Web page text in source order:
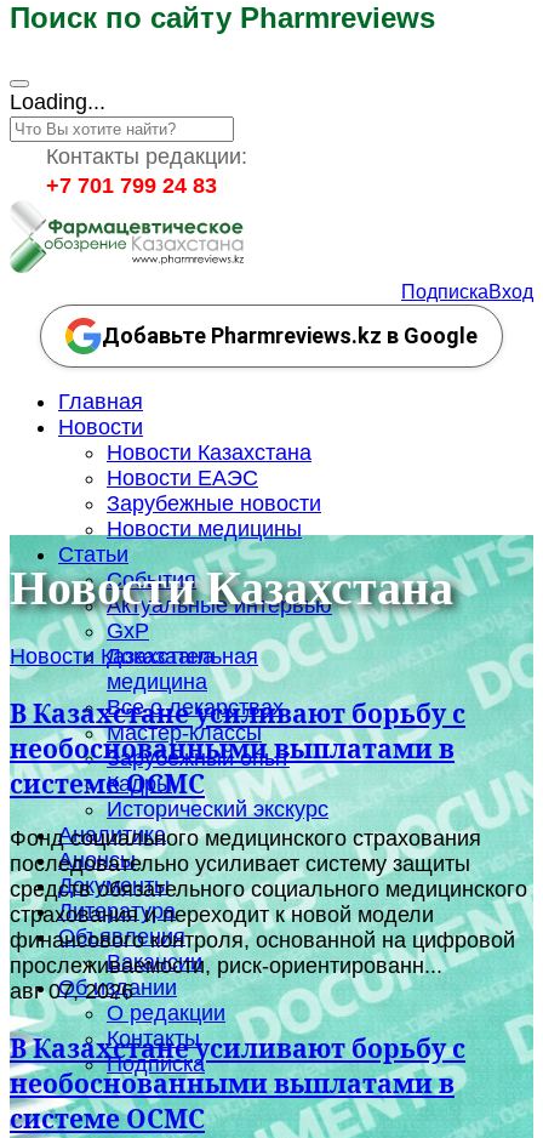
Поиск по сайту Pharmreviews
Loading...
Контакты редакции:
+7 701 799 24 83
ПодпискаВход
Добавьте Pharmreviews.kz в Google
Главная
Новости
Новости Казахстана
Новости ЕАЭС
Зарубежные новости
Новости медицины
Статьи
События
Актуальные интервью
GxP
Доказательная
медицина
Все о лекарствах
Мастер-классы
Зарубежный опыт
Кадры
Исторический экскурс
Аналитика
Анонсы
Документы
Литература
Объявления
Вакансии
Об издании
О редакции
Контакты
Подписка
Новости Казахстана
Новости Казахстана
В Казахстане усиливают борьбу с
необоснованными выплатами в
системе ОСМС
Фонд социального медицинского страхования
последовательно усиливает систему защиты
средств обязательного социального медицинского
страхования и переходит к новой модели
финансового контроля, основанной на цифровой
прослеживаемости, риск-ориентированн...
авг 07, 2026
В Казахстане усиливают борьбу с
необоснованными выплатами в
системе ОСМС